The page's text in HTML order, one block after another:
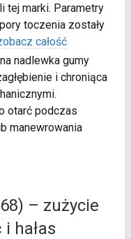
tej marki. Parametry
toczenia zostały
całość
nadlewka gumy
i chroniąca
otarć podczas
manewrowania
– zużycie
hałas